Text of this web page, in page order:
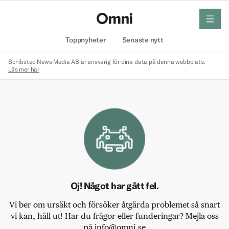
Toppnyheter Senaste nytt
meny
Schibsted News Media AB är ansvarig för dina data på denna webbplats.
Läs mer här
Oj! Något har gått fel.
Vi ber om ursäkt och försöker åtgärda problemet så snart
vi kan, håll ut! Har du frågor eller funderingar? Mejla oss